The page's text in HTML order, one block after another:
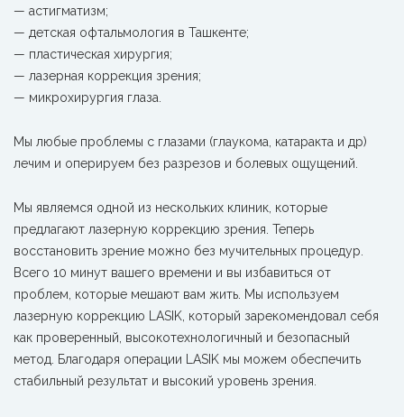
— астигматизм;
— детская офтальмология в Ташкенте;
— пластическая хирургия;
— лазерная коррекция зрения;
— микрохирургия глаза.
Мы любые проблемы с глазами (глаукома, катаракта и др)
лечим и оперируем без разрезов и болевых ощущений.
Мы являемся одной из нескольких клиник, которые
предлагают лазерную коррекцию зрения. Теперь
восстановить зрение можно без мучительных процедур.
Всего 10 минут вашего времени и вы избавиться от
проблем, которые мешают вам жить. Мы используем
лазерную коррекцию LASIK, который зарекомендовал себя
как проверенный, высокотехнологичный и безопасный
метод. Благодаря операции LASIK мы можем обеспечить
стабильный результат и высокий уровень зрения.